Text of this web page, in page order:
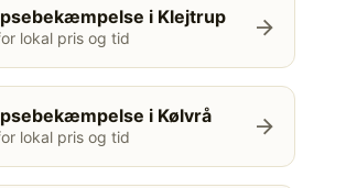
i Klejtrup
lokal pris og tid arrow_forward
i Kølvrå
lokal pris og tid arrow_forward